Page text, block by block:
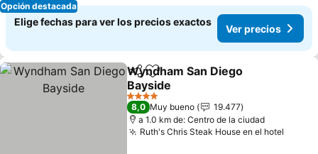
Opción destacada
Elige fechas para ver los precios exactos
Ver precios
CompartirAgregar a favoritos
Wyndham San Diego
Bayside
4 Estrellas
8,0 Muy bueno
19.477
a 1.0 km de: Centro de la ciudad
Ruth's Chris Steak House en el hotel